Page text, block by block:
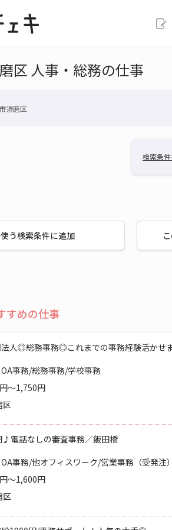
区 人事・総務の仕事
須磨区
検索条
う検索条件に追加
すめの仕事
人◎総務事務◎これまでの事務経験活かせ
事務/総務事務/学校事務
～1,750円
区
電話なしの審査事務／飯田橋
事務/他オフィスワーク/営業事務（受発注）
～1,600円
区